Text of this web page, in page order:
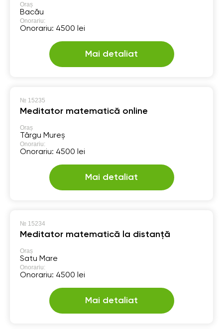
Oraș
Bacău
Onorariu:
Onorariu: 4500 lei
Mai detaliat
№ 15235
Meditator matematică online
Oraș
Târgu Mureș
Onorariu:
Onorariu: 4500 lei
Mai detaliat
№ 15234
Meditator matematică la distanță
Oraș
Satu Mare
Onorariu:
Onorariu: 4500 lei
Mai detaliat